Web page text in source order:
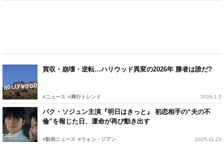
買収・崩壊・逆転…ハリウッド異変の2026年 勝者は誰だ?
#ニュース #興行トレンド 2026.1.5
パク・ソジュン主演『明日はきっと』 初恋相手の“夫の不
倫”を報じた日、運命が再び動き出す
#動画ニュース #ウォン・ジアン 2025.11.23